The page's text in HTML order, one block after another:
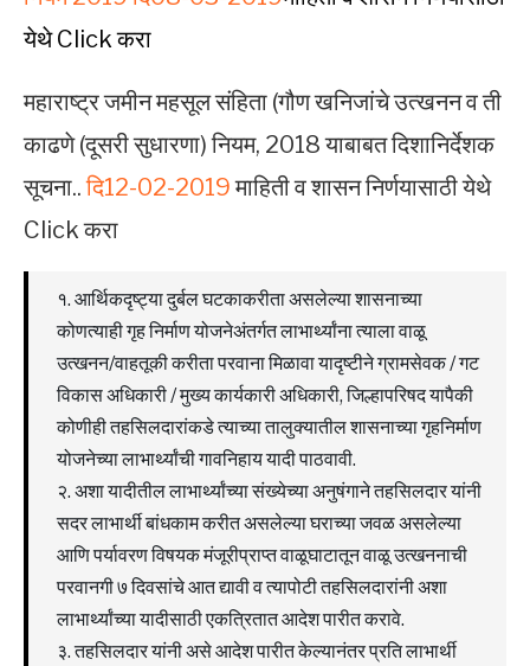
येथे Click करा
महाराष्ट्र जमीन महसूल संहिता (गौण खनिजांचे उत्खनन व ती
काढणे (दूसरी सुधारणा) नियम, 2018 याबाबत दिशानिर्देशक
सूचना..दि12-02-2019माहिती व शासन निर्णयासाठी येथे
Click करा
१. आर्थिकदृष्ट्या दुर्बल घटकाकरीता असलेल्या शासनाच्या
कोणत्याही गृह निर्माण योजनेअंतर्गत लाभार्थ्यांना त्याला वाळू
उत्खनन/वाहतूकी करीता परवाना मिळावा यादृष्टीने ग्रामसेवक / गट
विकास अधिकारी / मुख्य कार्यकारी अधिकारी, जिल्हापरिषद यापैकी
कोणीही तहसिलदारांकडे त्याच्या तालुक्यातील शासनाच्या गृहनिर्माण
योजनेच्या लाभार्थ्यांची गावनिहाय यादी पाठवावी.
२. अशा यादीतील लाभार्थ्यांच्या संख्येच्या अनुषंगाने तहसिलदार यांनी
सदर लाभार्थी बांधकाम करीत असलेल्या घराच्या जवळ असलेल्या
आणि पर्यावरण विषयक मंजूरीप्राप्त वाळूघाटातून वाळू उत्खननाची
परवानगी ७ दिवसांचे आत द्यावी व त्यापोटी तहसिलदारांनी अशा
लाभार्थ्यांच्या यादीसाठी एकत्रितात आदेश पारीत करावे.
३. तहसिलदार यांनी असे आदेश पारीत केल्यानंतर प्रति लाभार्थी